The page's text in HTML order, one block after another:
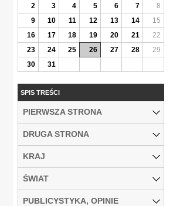
2
3 4 5 6 7
8
9
10 11 12 13 14
15
16
17 18 19 20 21
22
23
24 25 26 27 28
29
30
31
SPIS TREŚCI
PIERWSZA STRONA
DRUGA STRONA
KRAJ
ŚWIAT
PUBLICYSTYKA, OPINIE